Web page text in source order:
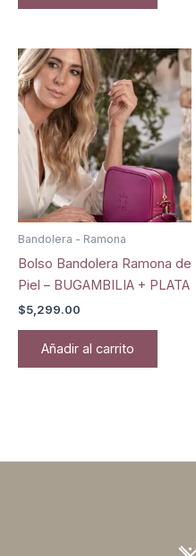
Bandolera - Ramona
Bolso Bandolera Ramona de
Piel – BUGAMBILIA + PLATA
$5,299.00
Añadir al carrito